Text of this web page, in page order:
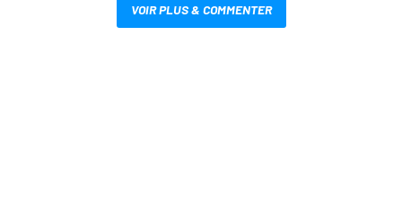
VOIR PLUS & COMMENTER